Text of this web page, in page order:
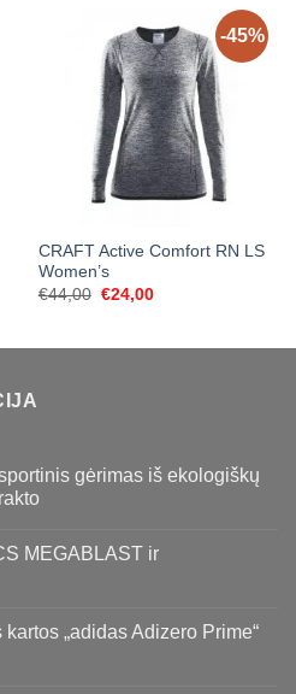
-45%
CRAFT Active Comfort RN LS
Women’s
€44,00 Original
price
€24,00Current
gėrimas iš ekologiškų
MEGABLAST ir
„adidas Adizero Prime“